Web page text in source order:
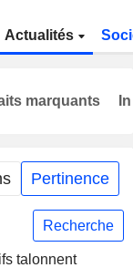
Actualités
Pertinence
Recherche
talonnent
marquants